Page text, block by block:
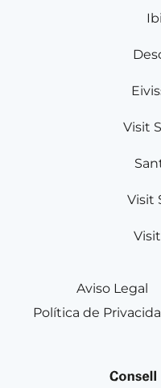
Visit
Visit
Aviso Legal
Política de